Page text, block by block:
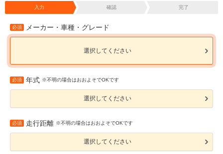
入力 確認 完了
必須 メーカー・車種・グレード
選択してください
必須 年式 ※不明の場合はおおよそでOKです
選択してください
必須 走行距離 ※不明の場合はおおよそでOKです
選択してください